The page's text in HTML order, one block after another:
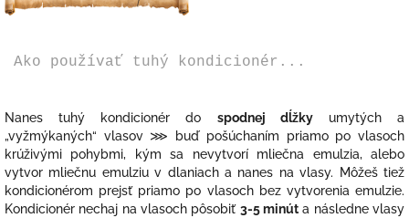
Ako používať tuhý kondicionér...
Nanes tuhý kondicionér do spodnej dĺžky
umytých a
„vyžmýkaných“ vlasov ⋙
buď pošúchaním priamo po vlasoch
krúživými pohybmi, kým sa nevytvorí mliečna emulzia, alebo
vytvor mliečnu emulziu v dlaniach a nanes na vlasy. Môžeš tiež
kondicionérom prejsť priamo po vlasoch bez vytvorenia emulzie.
Kondicionér nechaj na vlasoch pôsobiť 3-5 minút a následne vlasy